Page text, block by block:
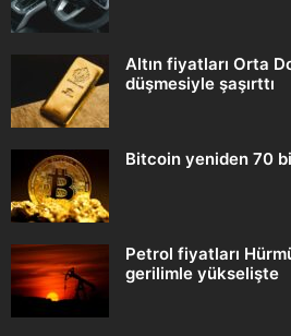
Altın fiyatları Orta
düşmesiyle şaşırttı
Bitcoin yeniden 70
Petrol fiyatları
gerilimle yükselişte